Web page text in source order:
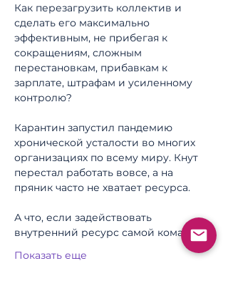
Как перезагрузить коллектив и
сделать его максимально
эффективным, не прибегая к
сокращениям, сложным
перестановкам, прибавкам к
зарплате, штрафам и усиленному
контролю?
Карантин запустил пандемию
хронической усталости во многих
организациях по всему миру. Кнут
перестал работать вовсе, а на
пряник часто не хватает ресурса.
А что, если задействовать
внутренний ресурс самой команды?
Показать еще